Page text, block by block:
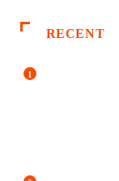
RECENT
1